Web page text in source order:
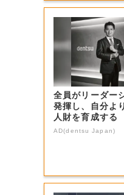
全員がリーダー
発揮し、自分よ
人財を育成する
AD(dentsu Japan)